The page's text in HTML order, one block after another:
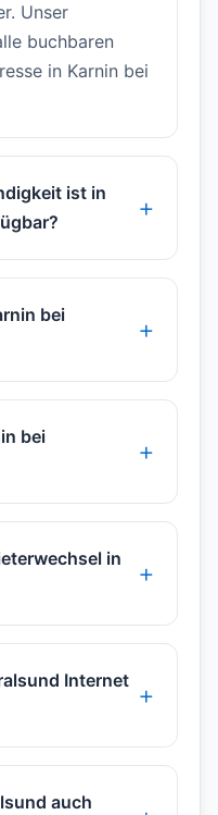
Unser
buchbaren
in Karnin bei
ist in
bei
bei
in
Internet
auch